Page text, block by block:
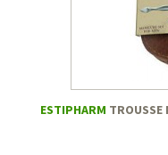
ESTIPHARM TROUSSE